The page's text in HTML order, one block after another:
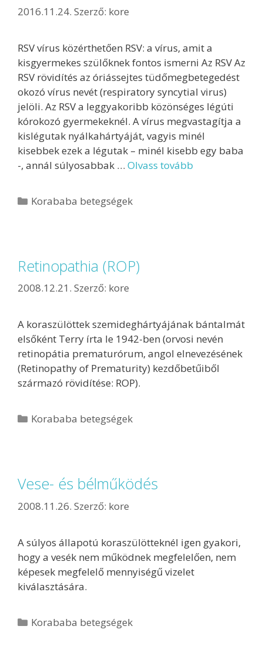
2016.11.24. Szerző: kore
RSV vírus közérthetően RSV: a vírus, amit a
kisgyermekes szülőknek fontos ismerni Az RSV Az
RSV rövidítés az óriássejtes tüdőmeg­betegedést
okozó vírus nevét (respiratory syncytial virus)
jelöli. Az RSV a leggyakoribb közönséges légúti
kórokozó gyermekeknél. A vírus megvastagítja a
kislégutak nyálka­hártyáját, vagyis minél
kisebbek ezek a légutak – minél kisebb egy baba
-, annál súlyosabbak … Olvass tovább
Korababa betegségek
Retinopathia (ROP)
2008.12.21. Szerző: kore
A koraszülöttek szemideghártyájának bántalmát
elsőként Terry írta le 1942-ben (orvosi nevén
retinopátia prematurórum, angol elnevezésének
(Retinopathy of Prematurity) kezdőbetűiből
származó rövidítése: ROP).
Korababa betegségek
Vese- és bélműködés
2008.11.26. Szerző: kore
A súlyos állapotú koraszülötteknél igen gyakori,
hogy a vesék nem működnek megfelelően, nem
képesek megfelelő mennyiségű vizelet
kiválasztására.
Korababa betegségek